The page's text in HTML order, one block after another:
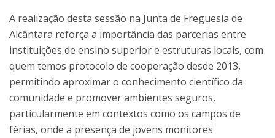
A realização desta sessão na Junta de Freguesia de
Alcântara reforça a importância das parcerias entre
instituições de ensino superior e estruturas locais, com
quem temos protocolo de cooperação desde 2013,
permitindo aproximar o conhecimento científico da
comunidade e promover ambientes seguros,
particularmente em contextos como os campos de
férias, onde a presença de jovens monitores